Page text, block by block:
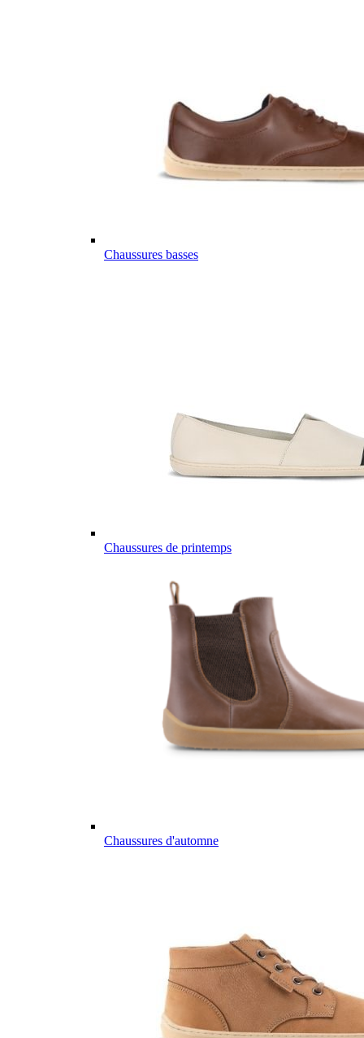
Chaussures basses
Chaussures de printemps
Chaussures d'automne